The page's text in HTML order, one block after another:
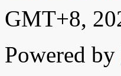
GMT+8,
Powered by